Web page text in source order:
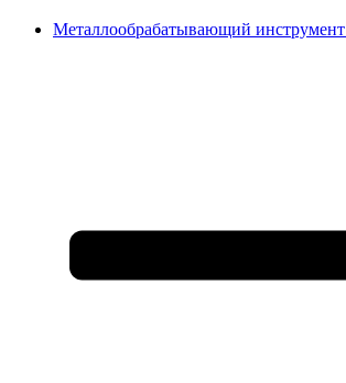
Металлообрабатывающий инструмент